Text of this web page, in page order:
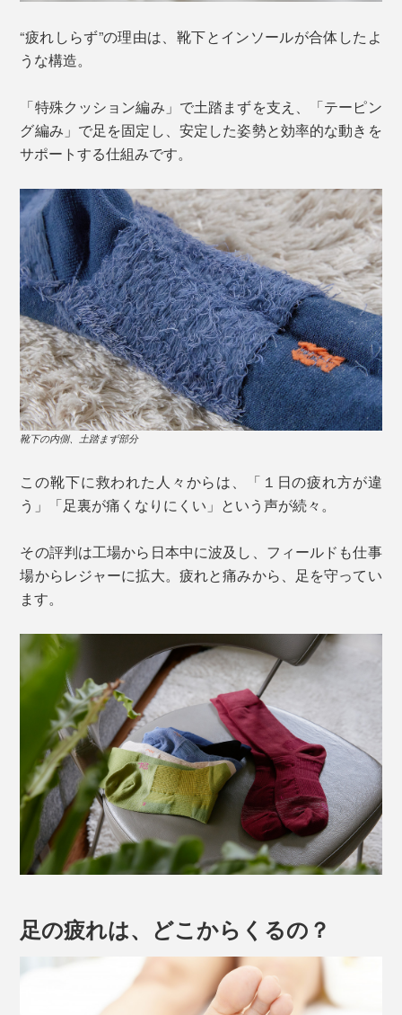
“疲れしらず”の理由は、靴下とインソールが合体したよ
うな構造。
「特殊クッション編み」で土踏まずを支え、「テーピン
グ編み」で足を固定し、安定した姿勢と効率的な動きを
サポートする仕組みです。
靴下の内側、土踏まず部分
この靴下に救われた人々からは、「１日の疲れ方が違
う」「足裏が痛くなりにくい」という声が続々。
その評判は工場から日本中に波及し、フィールドも仕事
場からレジャーに拡大。疲れと痛みから、足を守ってい
ます。
足の疲れは、どこからくるの？